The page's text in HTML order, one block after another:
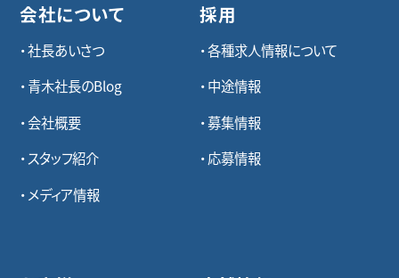
会社について
社長あいさつ
青木社長のBlog
会社概要
スタッフ紹介
メディア情報
採用
各種求⼈情報について
中途情報
募集情報
応募情報